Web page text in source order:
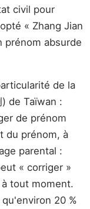
civil pour
« Zhang Jian
prénom absurde
de la
) de Taïwan :
de prénom
du prénom, à
parental :
« corriger »
tout moment.
20 %